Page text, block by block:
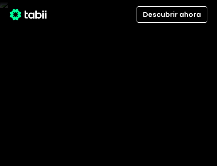
Descubrir ahora